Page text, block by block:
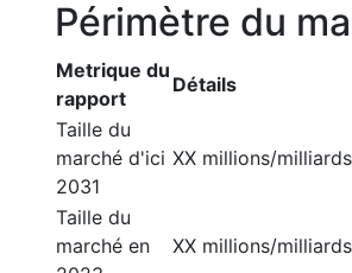
Périmètre du
Metrique du
rapport
Détails
Taille du
marché d'ici
2031
XX millions/
Taille du
marché en
XX millions/